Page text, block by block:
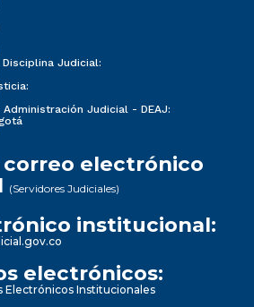
Judicial:
Judicial - DEAJ:
correo electrónico
(Servidores Judiciales)
institucional:
electrónicos:
Electrónicos Institucionales